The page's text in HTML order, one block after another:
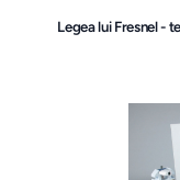
Legea lui Fresnel -